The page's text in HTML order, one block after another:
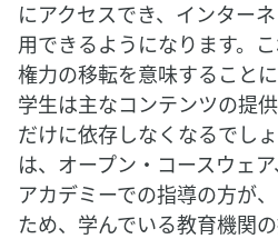
にアクセスでき、インター
用できるようになります。
権力の移転を意味すること
学生は主なコンテンツの提
だけに依存しなくなるでし
は、オープン・コースウェ
アカデミーでの指導の方が
ため、学んでいる教育機関